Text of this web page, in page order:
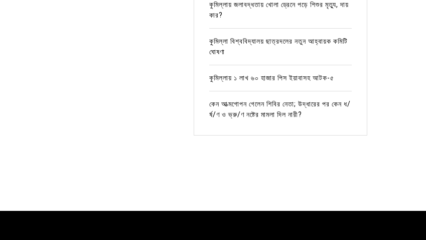
কুমিল্লায় জলাবদ্ধতায় খোলা ড্রেনে পড়ে শিশুর মৃত্যু, দায়
কার?
কুমিল্লা বিশ্ববিদ্যালয় ছাত্রদলের নতুন আহ্বায়ক কমিটি
ঘোষণা
কুমিল্লায় ১ লাখ ৬০ হাজার পিস ইয়াবাসহ আটক-৫
কেন আত্মগোপন গেলেন শিবির নেতা; উদ্ধারের পর কেন ধ/
র্ষ/ণ ও ভ্রু/ণ নষ্টের মামলা দিল নারী?